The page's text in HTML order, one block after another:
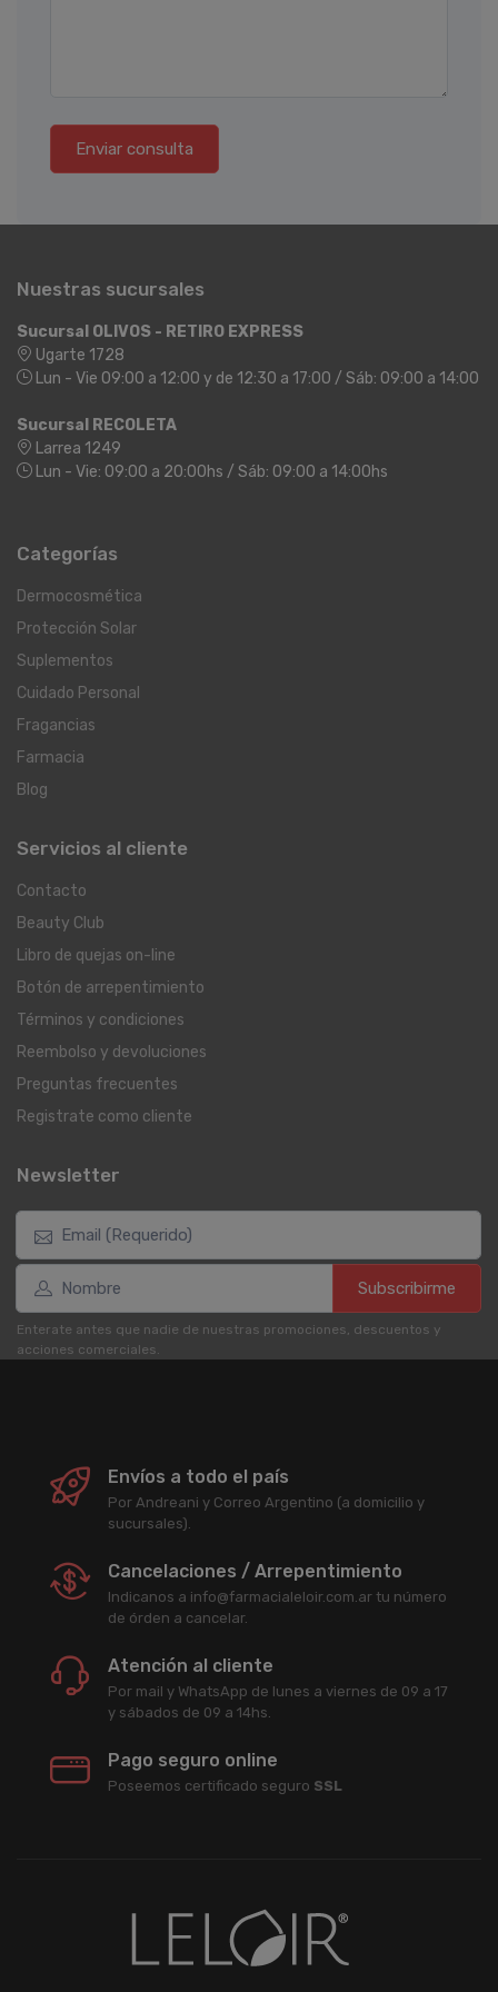
Enviar consulta
Nuestras sucursales
Sucursal OLIVOS - RETIRO EXPRESS
Ugarte 1728
Lun - Vie 09:00 a 12:00 y de 12:30 a 17:00 / Sáb: 09:00 a 14:00
Sucursal RECOLETA
Larrea 1249
Lun - Vie: 09:00 a 20:00hs / Sáb: 09:00 a 14:00hs
Categorías
Dermocosmética
Protección Solar
Suplementos
Cuidado Personal
Fragancias
Farmacia
Blog
Servicios al cliente
Contacto
Beauty Club
Libro de quejas on-line
Botón de arrepentimiento
Términos y condiciones
Reembolso y devoluciones
Preguntas frecuentes
Registrate como cliente
Newsletter
Subscribirme
Enterate antes que nadie de nuestras promociones, descuentos y
acciones comerciales.
Envíos a todo el país
Por Andreani y Correo Argentino (a domicilio y
sucursales).
Cancelaciones / Arrepentimiento
Indicanos a info@farmacialeloir.com.ar tu número
de órden a cancelar.
Atención al cliente
Por mail y WhatsApp de lunes a viernes de 09 a 17
y sábados de 09 a 14hs.
Pago seguro online
Poseemos certificado seguro SSL